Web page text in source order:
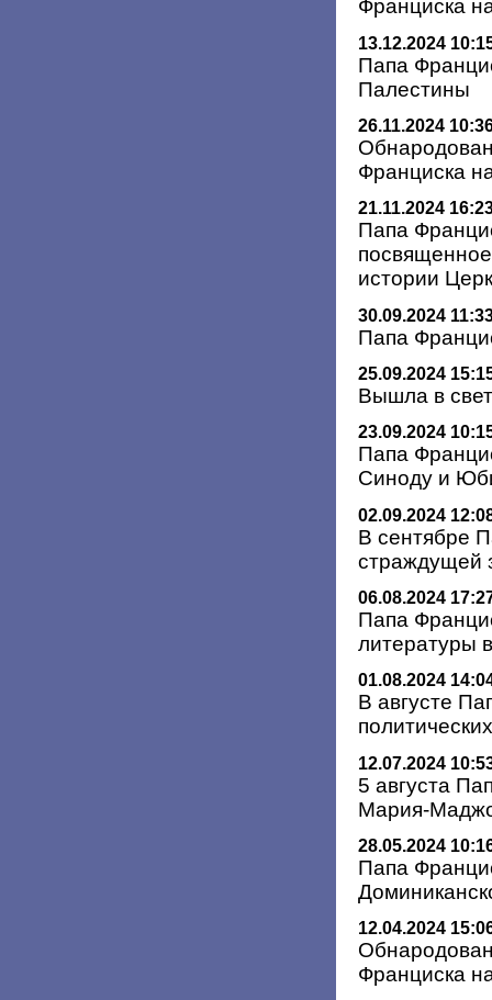
Франциска
13.12.2024
Папа
Палестины
26.11.2024
Франциска
21.11.2024
Папа
истории
30.09.2024
Папа
25.09.2024
Вышла в
23.09.2024
Папа
Синоду и
02.09.2024
В сентябре
страждущей
06.08.2024
Папа
литературы
01.08.2024
В августе
12.07.2024
5 августа
Мария-
28.05.2024
Папа
12.04.2024
Франциска